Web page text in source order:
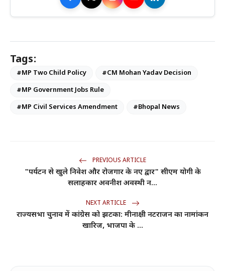
Tags:
#MP Two Child Policy
#CM Mohan Yadav Decision
#MP Government Jobs Rule
#MP Civil Services Amendment
#Bhopal News
PREVIOUS ARTICLE
"पर्यटन से खुले निवेश और रोजगार के नए द्वार" सीएम योगी के
सलाहकार अवनीश अवस्थी न...
NEXT ARTICLE
राज्यसभा चुनाव में कांग्रेस को झटका: मीनाक्षी नटराजन का नामांकन
खारिज, भाजपा के ...